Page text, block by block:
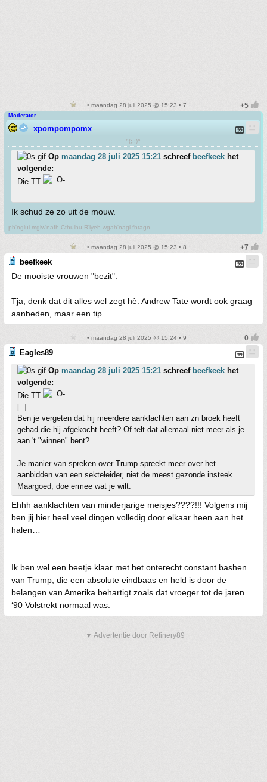
• maandag 28 juli 2025 @ 15:23 • 7
Moderator
xpompompomx
^(;,;)^
Op maandag 28 juli 2025 15:21 schreef beefkeek het
volgende:
Die TT
Ik schud ze zo uit de mouw.
ph'nglui mglw'nafh Cthulhu R'lyeh wgah'nagl fhtagn
• maandag 28 juli 2025 @ 15:23 • 8
beefkeek
De mooiste vrouwen "bezit".
Tja, denk dat dit alles wel zegt hè. Andrew Tate wordt ook graag
aanbeden, maar een tip.
• maandag 28 juli 2025 @ 15:24 • 9
Eagles89
Op maandag 28 juli 2025 15:21 schreef beefkeek het
volgende:
Die TT
[..]
Ben je vergeten dat hij meerdere aanklachten aan zn broek heeft
gehad die hij afgekocht heeft? Of telt dat allemaal niet meer als je
aan 't "winnen" bent?
Je manier van spreken over Trump spreekt meer over het
aanbidden van een sekteleider, niet de meest gezonde insteek.
Maargoed, doe ermee wat je wilt.
Ehhh aanklachten van minderjarige meisjes????!!! Volgens mij
ben jij hier heel veel dingen volledig door elkaar heen aan het
halen…
Ik ben wel een beetje klaar met het onterecht constant bashen
van Trump, die een absolute eindbaas en held is door de
belangen van Amerika behartigt zoals dat vroeger tot de jaren
‘90 Volstrekt normaal was.
▼ Advertentie door Refinery89